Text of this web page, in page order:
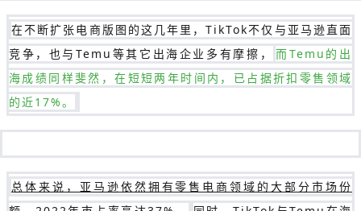
在不断扩张电商版图的这几年里，TikTok不仅与亚马逊直面
竞争，也与Temu等其它出海企业多有摩擦，
而Temu的出
海成绩同样斐然，在短短两年时间内，已占据折扣零售领域
的近17%。
总体来说，亚马逊依然拥有零售电商领域的大部分市场份